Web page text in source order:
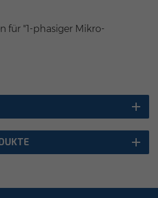
für "1-phasiger Mikro-